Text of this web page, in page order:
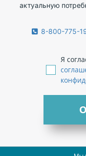
актуальную
8-800-775-
Я